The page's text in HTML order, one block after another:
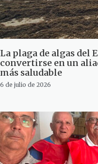
La plaga de algas del
convertirse en un
más saludable
6 de julio de 2026